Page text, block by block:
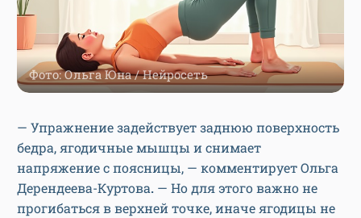
Фото: Ольга Юна / Нейросеть
— Упражнение задействует заднюю поверхность
бедра, ягодичные мышцы и снимает
напряжение с поясницы, — комментирует Ольга
Дерендеева-Куртова. — Но для этого важно не
прогибаться в верхней точке, иначе ягодицы не